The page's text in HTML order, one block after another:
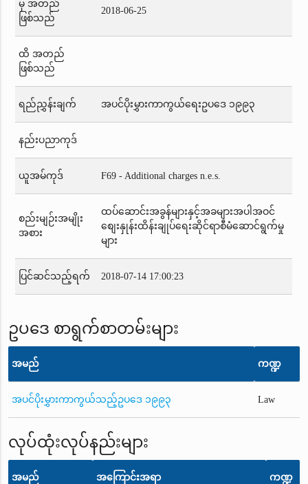
မှ အတည်
ဖြစ်သည်
2018-06-25
ထိ အတည်
ဖြစ်သည်
ရည်ညွှန်းချက် အပင်ပိုးမွှားကာကွယ်ရေးဥပဒေ ၁၉၉၃
နည်းပညာကုဒ်
ယူအမ်ကုဒ် F69 - Additional charges n.e.s.
စည်းမျဉ်းအမျိုး
အစား
ထပ်ဆောင်းအခွန်များနှင့်အခများအပါအဝင်
စျေးနှုန်းထိန်းချုပ်ရေးဆိုင်ရာစီမံဆောင်ရွက်မှု
များ
ပြင်ဆင်သည့်ရက် 2018-07-14 17:00:23
ဥပဒေ စာရွက်စာတမ်းများ
အမည် ကဏ္ဍ
အပင်ပိုးမွှားကာကွယ်သည့်ဥပဒေ ၁၉၉၃ Law
လုပ်ထုံးလုပ်နည်းများ
အမည် အကြောင်းအရာ ကဏ္ဍ